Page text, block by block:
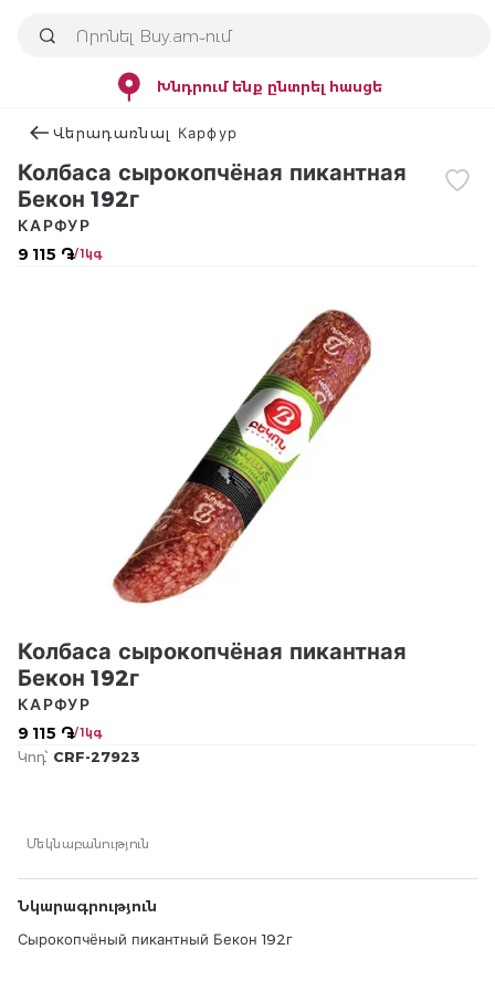
Խնդրում ենք ընտրել հասցե
Վերադառնալ Карфур
Колбаса сырокопчёная пикантная
Бекон 192г
9 115 ֏/ 1կգ
КАРФУР
Колбаса сырокопчёная пикантная
Бекон 192г
9 115 ֏/ 1կգ
КАРФУР
Կոդ՝ CRF-27923
Մեկնաբանություն
Նկարագրություն
Сырокопчёный пикантный Бекон 192г